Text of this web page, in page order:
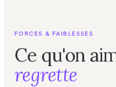
FORCES & FAIBLESSES
Ce qu'on
regrette